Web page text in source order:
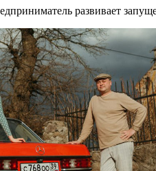
развивает